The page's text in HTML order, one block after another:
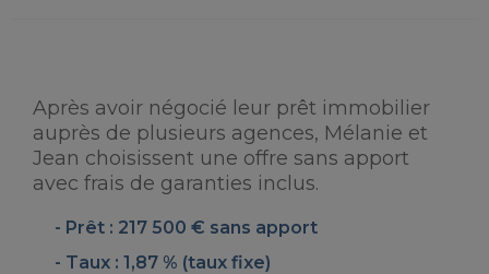
Après avoir négocié leur prêt immobilier
auprès de plusieurs agences, Mélanie et
Jean choisissent une offre sans apport
avec frais de garanties inclus.
Prêt : 217 500 € sans apport
Taux : 1,87 % (taux fixe)